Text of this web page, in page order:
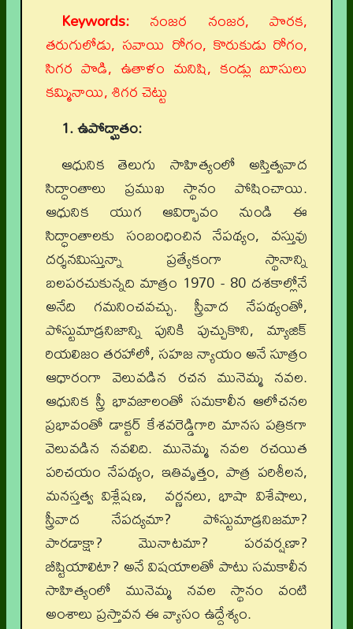
Keywords: నంజర నంజర, పొరక,
తరుగులోడు, సవాయి రోగం, కొరుకుడు రోగం,
సిగర పొడి, ఉతాళం మనిషి, కండ్లు బూసులు
కమ్మినాయి, శిగర చెట్టు
1. ఉపోద్ఘాతం:
ఆధునిక తెలుగు సాహిత్యంలో అస్తిత్వవాద
సిద్ధాంతాలు ప్రముఖ స్థానం పోషించాయి.
ఆధునిక యుగ ఆవిర్భావం నుండి ఈ
సిద్ధాంతాలకు సంబంధించిన నేపథ్యం, వస్తువు
దర్శనమిస్తున్నా ప్రత్యేకంగా స్థానాన్ని
బలపరచుకున్నది మాత్రం 1970 - 80 దశకాల్లోనే
అనేది గమనించవచ్చు. స్త్రీవాద నేపథ్యంతో,
పోస్టుమాడ్రనిజాన్ని పునికి పుచ్చుకొని, మ్యాజిక్
రియలిజం తరహాలో, సహజ న్యాయం అనే సూత్రం
ఆధారంగా వెలువడిన రచన మునెమ్మ నవల.
ఆధునిక స్త్రీ భావజాలంతో సమకాలీన ఆలోచనల
ప్రభావంతో డాక్టర్ కేశవరెడ్డిగారి మానస పత్రికగా
వెలువడిన నవలిది. మునెమ్మ నవల రచయిత
పరిచయం నేపథ్యం, ఇతివృత్తం, పాత్ర పరిశీలన,
మనస్తత్వ విశ్లేషణ, వర్ణనలు, భాషా విశేషాలు,
స్త్రీవాద నేపద్యమా? పోస్టుమాడ్రనిజమా?
పారడాక్షా? మొనాటమా? పరవర్షణా?
బీష్టియాలిటా? అనే విషయాలతో పాటు సమకాలీన
సాహిత్యంలో మునెమ్మ నవల స్థానం వంటి
అంశాలు ప్రస్తావన ఈ వ్యాసం ఉద్దేశ్యం.